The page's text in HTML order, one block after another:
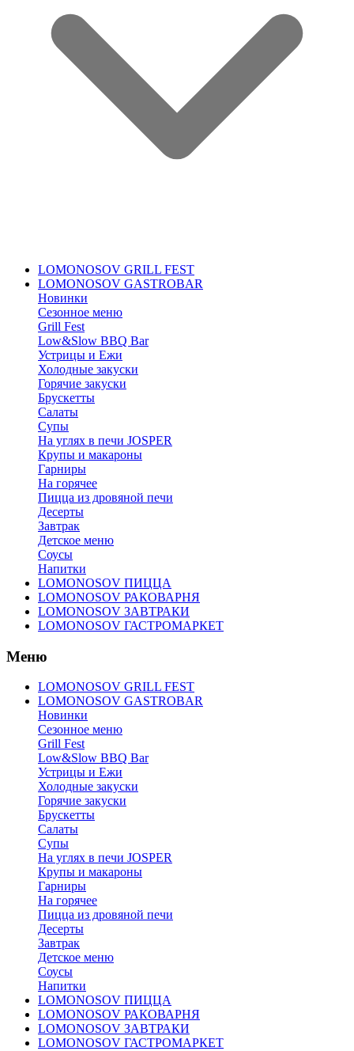
LOMONOSOV GRILL FEST
LOMONOSOV GASTROBAR
Новинки
Сезонное меню
Grill Fest
Low&Slow BBQ Bar
Устрицы и Ежи
Холодные закуски
Горячие закуски
Брускетты
Салаты
Супы
На углях в печи JOSPER
Крупы и макароны
Гарниры
На горячее
Пицца из дровяной печи
Десерты
Завтрак
Детское меню
Соусы
Напитки
LOMONOSOV ПИЦЦА
LOMONOSOV РАКОВАРНЯ
LOMONOSOV ЗАВТРАКИ
LOMONOSOV ГАСТРОМАРКЕТ
Меню
LOMONOSOV GRILL FEST
LOMONOSOV GASTROBAR
Новинки
Сезонное меню
Grill Fest
Low&Slow BBQ Bar
Устрицы и Ежи
Холодные закуски
Горячие закуски
Брускетты
Салаты
Супы
На углях в печи JOSPER
Крупы и макароны
Гарниры
На горячее
Пицца из дровяной печи
Десерты
Завтрак
Детское меню
Соусы
Напитки
LOMONOSOV ПИЦЦА
LOMONOSOV РАКОВАРНЯ
LOMONOSOV ЗАВТРАКИ
LOMONOSOV ГАСТРОМАРКЕТ